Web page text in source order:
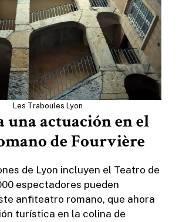
Les Traboules Lyon
una actuación en el
de Fourvière
de Lyon incluyen el Teatro de
espectadores pueden
anfiteatro romano, que ahora
turística en la colina de